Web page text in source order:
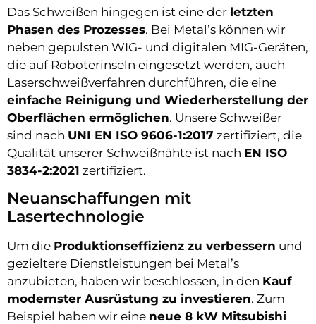
Das Schweißen hingegen ist eine der letzten
Phasen des Prozesses. Bei Metal’s können wir
neben gepulsten WIG- und digitalen MIG-Geräten,
die auf Roboterinseln eingesetzt werden, auch
Laserschweißverfahren durchführen, die eine
einfache Reinigung und Wiederherstellung der
Oberflächen ermöglichen. Unsere Schweißer
sind nach UNI EN ISO 9606-1:2017 zertifiziert, die
Qualität unserer Schweißnähte ist nach EN ISO
3834-2:2021 zertifiziert.
Neuanschaffungen mit
Lasertechnologie
Um die Produktionseffizienz zu verbessern und
gezieltere Dienstleistungen bei Metal’s
anzubieten, haben wir beschlossen, in den Kauf
modernster Ausrüstung zu investieren. Zum
Beispiel haben wir eine neue 8 kW Mitsubishi